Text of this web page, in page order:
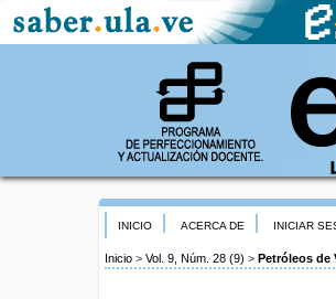
INICIO ACERCA DE INICIAR
Inicio > Vol. 9, Núm. 28 (9) > Petróleos de